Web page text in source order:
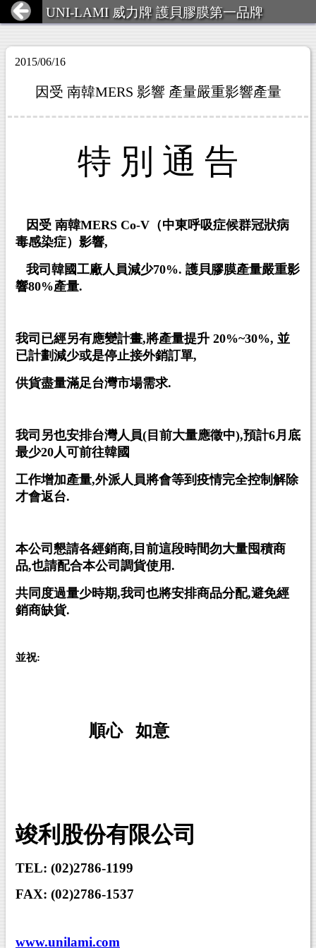
UNI-LAMI 威力牌 護貝膠膜第一品牌
2015/06/16
因受 南韓MERS 影響 產量嚴重影響產量
特 別 通 告
因受 南韓MERS Co-V （中東呼吸症候群冠狀病
毒感染症）影響,
我司韓國工廠人員減少70%. 護貝膠膜產量嚴重影
響80%產量.
我司已經另有應變計畫,將產量提升 20%~30%, 並
已計劃減少或是停止接外銷訂單,
供貨盡量滿足台灣市場需求.
我司另也安排台灣人員( 目前大量應徵中),預計6月底
最少20人可前往韓國
工作增加產量,外派人員將會等到疫情完全控制解除
才會返台.
本公司懇請各經銷商, 目前這段時間勿大量囤積商
品,也請配合本公司調貨使用.
共同度過量少時期,我司也將安排商品分配,避免經
銷商缺貨.
並祝:
順心 如意
竣利股份有限公司
TEL: (02)2786-1199
FAX: (02)2786-1537
www.unilami.com